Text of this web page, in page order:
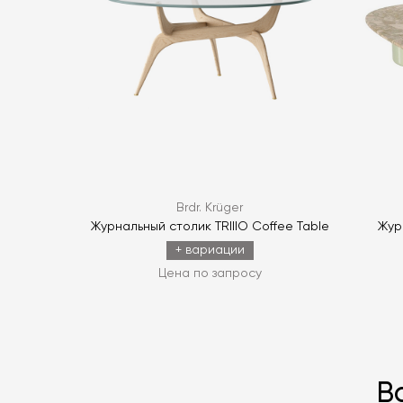
Brdr. Krüger
Журнальный столик TRIIIO Coffee Table
+ вариации
Цена по запросу